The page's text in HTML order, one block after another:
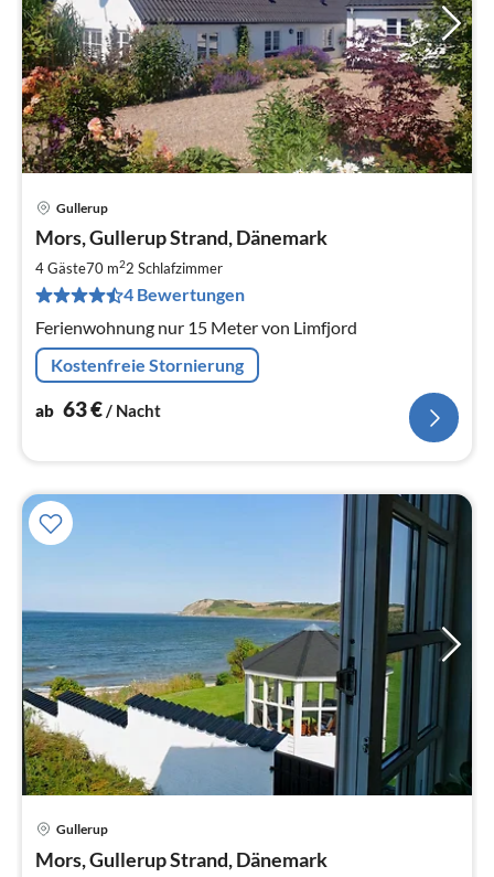
Gullerup
Mors, Gullerup Strand, Dänemark
4 Gäste70 m22 Schlafzimmer
4 Bewertungen
Ferienwohnung nur 15 Meter von Limfjord
Kostenfreie Stornierung
ab 63€/ Nacht
Gullerup
Mors, Gullerup Strand, Dänemark